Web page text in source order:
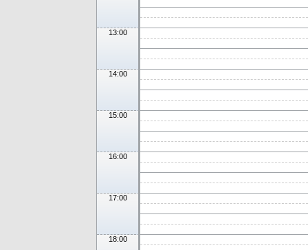
13:00
14:00
15:00
16:00
17:00
18:00